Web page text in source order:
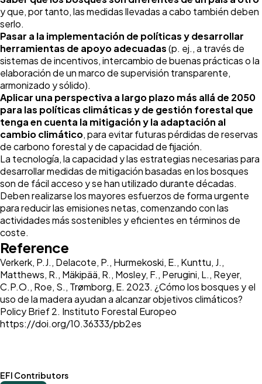
y que, por tanto, las medidas llevadas a cabo también deben
serlo.
Pasar a la implementación de políticas y desarrollar
herramientas de apoyo adecuadas(p. ej., a través de
sistemas de incentivos, intercambio de buenas prácticas o la
elaboración de un marco de supervisión transparente,
armonizado y sólido).
Aplicar una perspectiva a largo plazo más allá de 2050
para las políticas climáticas y de gestión forestal que
tenga en cuenta la mitigación y la adaptación al
cambio climático, para evitar futuras pérdidas de reservas
de carbono forestal y de capacidad de fijación.
La tecnología, la capacidad y las estrategias necesarias para
desarrollar medidas de mitigación basadas en los bosques
son de fácil acceso y se han utilizado durante décadas.
Deben realizarse los mayores esfuerzos de forma urgente
para reducir las emisiones netas, comenzando con las
actividades más sostenibles y eficientes en términos de
coste.
Reference
Verkerk, P.J., Delacote, P., Hurmekoski, E., Kunttu, J.,
Matthews, R., Mäkipää, R., Mosley, F., Perugini, L., Reyer,
C.P.O., Roe, S., Trømborg, E. 2023. ¿Cómo los bosques y el
uso de la madera ayudan a alcanzar objetivos climáticos?
Policy Brief 2. Instituto Forestal Europeo
https://doi.org/10.36333/pb2es
EFI Contributors